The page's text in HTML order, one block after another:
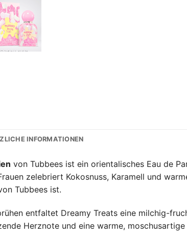
INFORMATIONEN
von Tubbees ist ein orientalisches Eau de
zelebriert Kokosnuss, Karamell und
Tubbees ist.
entfaltet Dreamy Treats eine milchig-
Herznote und eine warme,